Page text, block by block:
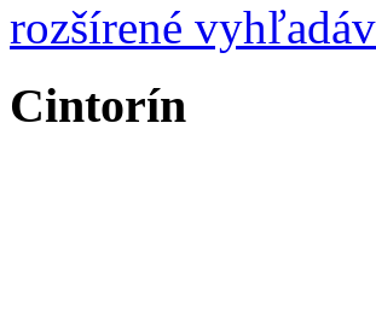
rozšírené
Cintorín